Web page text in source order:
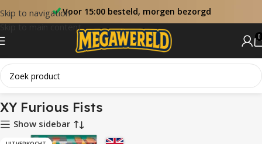
Skip to navigation
Skip to main content
Voor 15:00 besteld, morgen bezorgd
0
Home Sets XY Furious Fists
XY Furious Fists
Show sidebar